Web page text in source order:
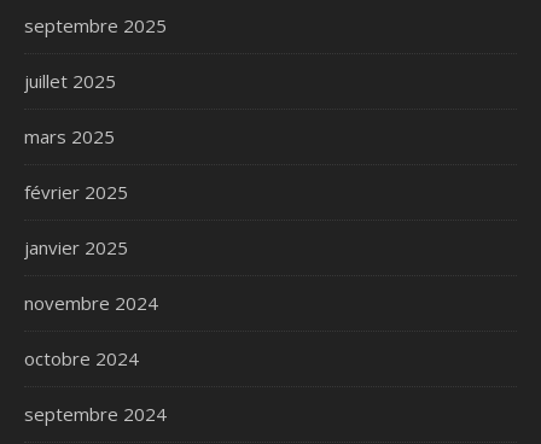
septembre 2025
juillet 2025
mars 2025
février 2025
janvier 2025
novembre 2024
octobre 2024
septembre 2024